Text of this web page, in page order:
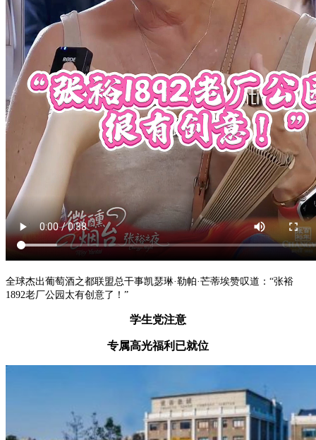
全球杰出葡萄酒之都联盟总干事凯瑟琳·勒帕·芒蒂埃赞叹道：“张裕
1892老厂公园太有创意了！”
学生党注意
专属高光福利已就位